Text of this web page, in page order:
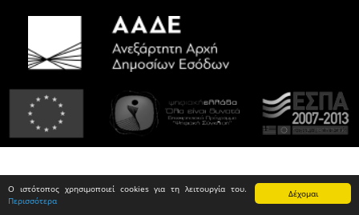
Δέχομαι
Ο ιστότοπος χρησιμοποιεί cookies για τη λειτουργία του.
Περισσότερα